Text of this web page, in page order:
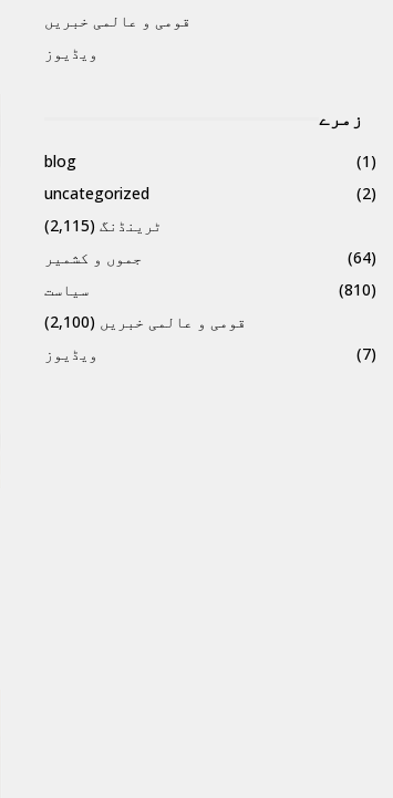
قومی و عالمی خبریں
ویڈیوز
زمرے
blog
(1)
uncategorized
(2)
ٹرینڈنگ (2,115)
جموں و کشمیر
(64)
سیاست
(810)
قومی و عالمی خبریں (2,100)
ویڈیوز
(7)